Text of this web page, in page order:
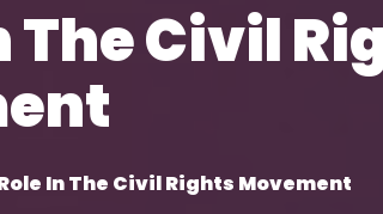
The Civil
In The Civil Rights Movement